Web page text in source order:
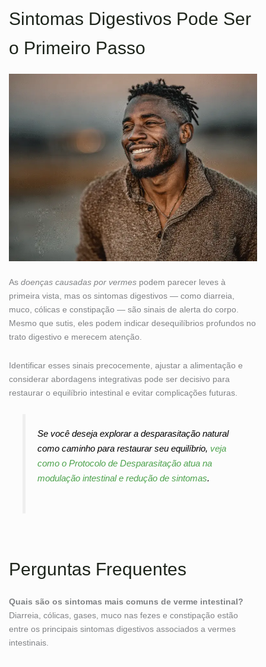
Sintomas Digestivos Pode Ser
o Primeiro Passo
As doenças causadas por vermes podem parecer leves à
primeira vista, mas os sintomas digestivos — como diarreia,
muco, cólicas e constipação — são sinais de alerta do corpo.
Mesmo que sutis, eles podem indicar desequilíbrios profundos no
trato digestivo e merecem atenção.
Identificar esses sinais precocemente, ajustar a alimentação e
considerar abordagens integrativas pode ser decisivo para
restaurar o equilíbrio intestinal e evitar complicações futuras.
Se você deseja explorar a desparasitação natural
como caminho para restaurar seu equilíbrio, veja
como o Protocolo de Desparasitação atua na
modulação intestinal e redução de sintomas.
Perguntas Frequentes
Quais são os sintomas mais comuns de verme intestinal?
Diarreia, cólicas, gases, muco nas fezes e constipação estão
entre os principais sintomas digestivos associados a vermes
intestinais.